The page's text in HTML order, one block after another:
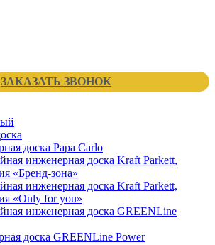
ЗАКАЗАТЬ ЗВОНОК
доска Papa Carlo
инженерная доска Kraft Parkett,
«Бренд-зона»
инженерная доска Kraft Parkett,
«Only for you»
инженерная доска GREENLine
доска GREENLine Power